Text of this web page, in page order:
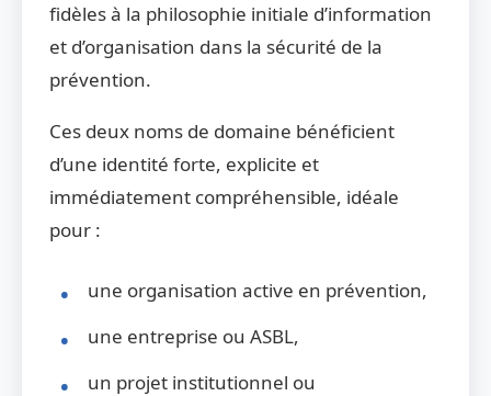
fidèles à la philosophie initiale d’information
et d’organisation dans la sécurité de la
prévention.
Ces deux noms de domaine bénéficient
d’une identité forte, explicite et
immédiatement compréhensible, idéale
pour :
une organisation active en prévention,
une entreprise ou ASBL,
un projet institutionnel ou